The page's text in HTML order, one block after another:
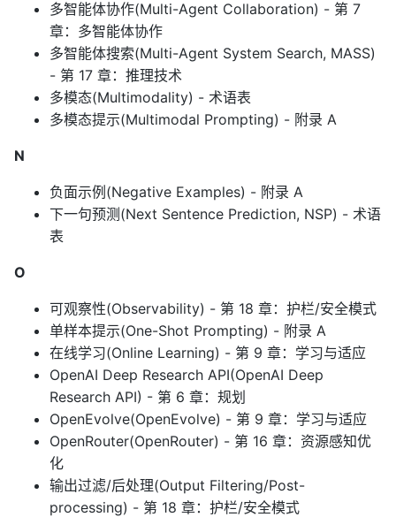
多智能体协作(Multi-Agent Collaboration) - 第 7
章：多智能体协作
多智能体搜索(Multi-Agent System Search, MASS)
- 第 17 章：推理技术
多模态(Multimodality) - 术语表
多模态提示(Multimodal Prompting) - 附录 A
N
负面示例(Negative Examples) - 附录 A
下一句预测(Next Sentence Prediction, NSP) - 术语
表
O
可观察性(Observability) - 第 18 章：护栏/安全模式
单样本提示(One-Shot Prompting) - 附录 A
在线学习(Online Learning) - 第 9 章：学习与适应
OpenAI Deep Research API(OpenAI Deep
Research API) - 第 6 章：规划
OpenEvolve(OpenEvolve) - 第 9 章：学习与适应
OpenRouter(OpenRouter) - 第 16 章：资源感知优
化
输出过滤/后处理(Output Filtering/Post-
processing) - 第 18 章：护栏/安全模式